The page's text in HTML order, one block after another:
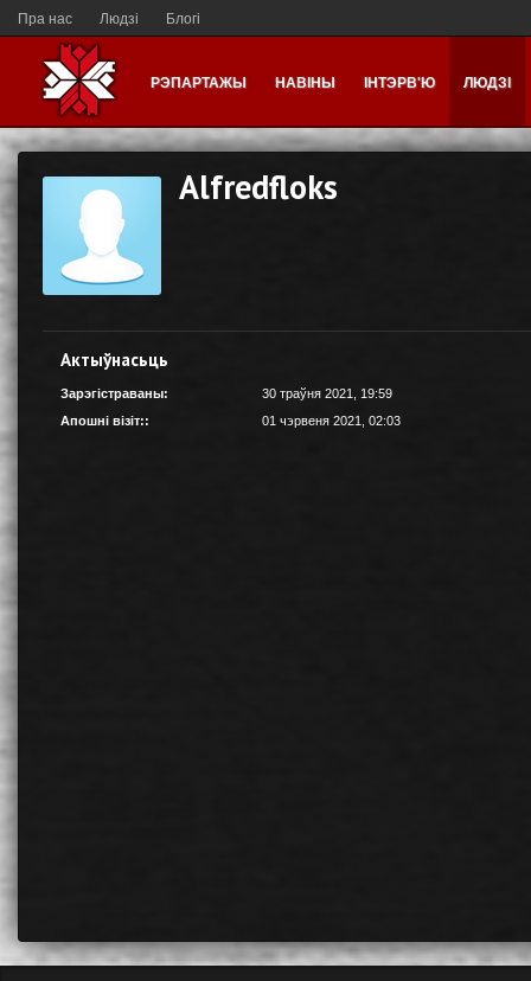
Пра нас Людзі Блогі
РЭПАРТАЖЫ НАВІНЫ ІНТЭРВ'Ю ЛЮДЗІ
Alfredfloks
Актыўнасьць
Зарэгістраваны:
30 траўня 2021, 19:59
Апошні візіт::
01 чэрвеня 2021, 02:03